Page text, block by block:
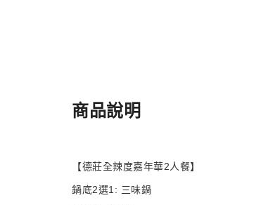
商品說明
【德莊全辣度嘉年華2人餐】
鍋底2選1: 三味鍋